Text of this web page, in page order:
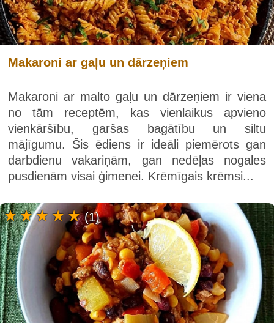
Makaroni ar gaļu un dārzeņiem
Makaroni ar malto gaļu un dārzeņiem ir viena
no tām receptēm, kas vienlaikus apvieno
vienkāršību, garšas bagātību un siltu
mājīgumu. Šis ēdiens ir ideāli piemērots gan
darbdienu vakariņām, gan nedēļas nogales
pusdienām visai ģimenei. Krēmīgais krēmsi...
(1)